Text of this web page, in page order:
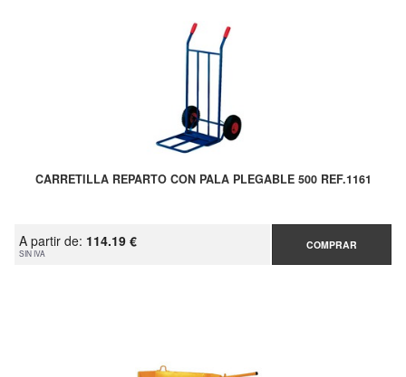
CARRETILLA REPARTO CON PALA PLEGABLE 500 REF.1161
A partir de: 114.19 €
SIN IVA
COMPRAR